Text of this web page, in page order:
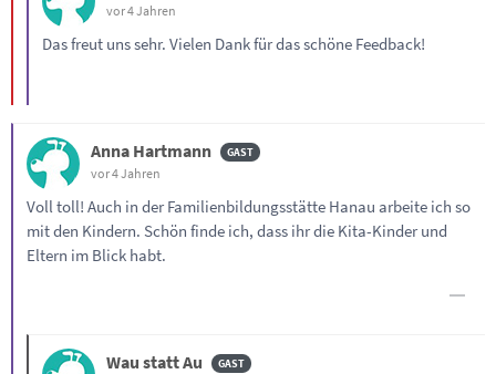
vor 4 Jahren
Das freut uns sehr. Vielen Dank für das schöne Feedback!
Anna Hartmann
vor 4 Jahren
Voll toll! Auch in der Familienbildungsstätte Hanau arbeite ich so
mit den Kindern. Schön finde ich, dass ihr die Kita-Kinder und
Eltern im Blick habt.
Wau statt Au